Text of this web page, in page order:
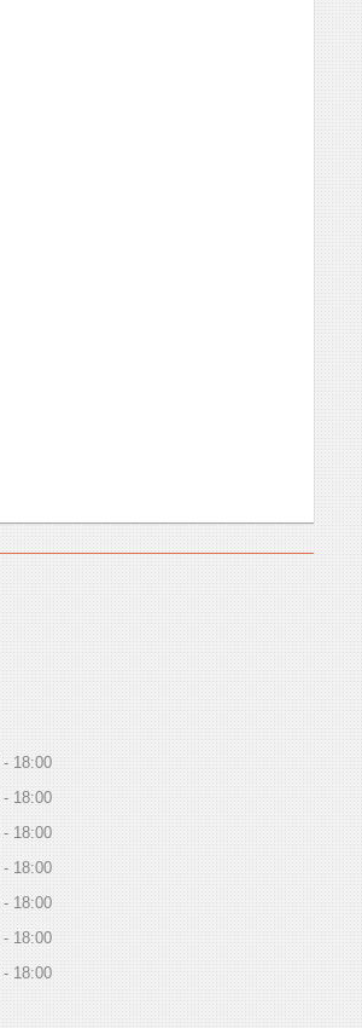
18:00
18:00
18:00
18:00
18:00
18:00
18:00